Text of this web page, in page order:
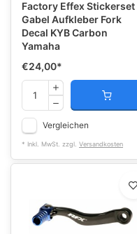
Factory Effex Stickerset
Gabel Aufkleber Fork
Decal KYB Carbon
Yamaha
€24,00*
Vergleichen
* Inkl. MwSt. zzgl. Versandkosten